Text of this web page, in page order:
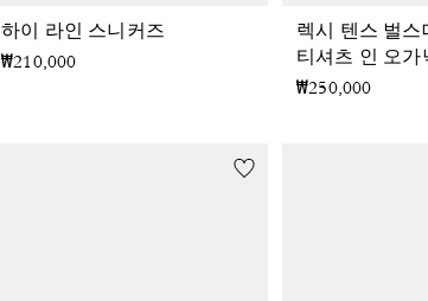
하이 라인 스니커즈
₩210,000
렉시 텐스 벌스
티셔츠 인 오가
₩250,000